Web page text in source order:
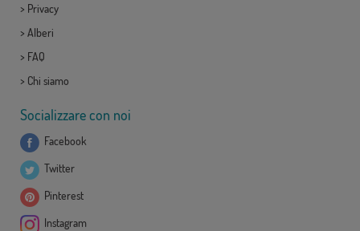
> Privacy
> Alberi
> FAQ
> Chi siamo
Socializzare con noi
Facebook
Twitter
Pinterest
Instagram